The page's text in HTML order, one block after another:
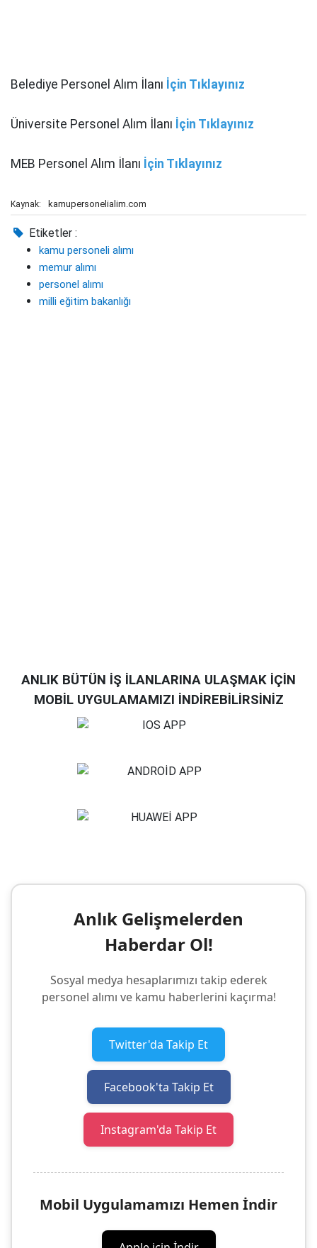
Belediye Personel Alım İlanı İçin Tıklayınız
Üniversite Personel Alım İlanı İçin Tıklayınız
MEB Personel Alım İlanı İçin Tıklayınız
Kaynak: kamupersonelialim.com
Etiketler :
kamu personeli alımı
memur alımı
personel alımı
milli eğitim bakanlığı
ANLIK BÜTÜN İŞ İLANLARINA ULAŞMAK İÇİN
MOBİL UYGULAMAMIZI İNDİREBİLİRSİNİZ
Anlık Gelişmelerden
Haberdar Ol!
Sosyal medya hesaplarımızı takip ederek
personel alımı ve kamu haberlerini kaçırma!
Twitter'da Takip Et
Facebook'ta Takip Et
Instagram'da Takip Et
Mobil Uygulamamızı Hemen İndir